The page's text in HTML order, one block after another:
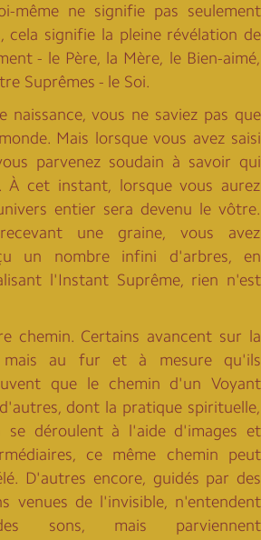
même ne signifie pas seulement
cela signifie la pleine révélation de
- le Père, la Mère, le Bien-aimé,
Suprêmes - le Soi.
naissance, vous ne saviez pas que
Mais lorsque vous avez saisi
parvenez soudain à savoir qui
À cet instant, lorsque vous aurez
entier sera devenu le vôtre.
une graine, vous avez
un nombre infini d'arbres, en
l'Instant Suprême, rien n'est
chemin. Certains avancent sur la
mais au fur et à mesure qu'ils
que le chemin d'un Voyant
dont la pratique spirituelle,
déroulent à l'aide d'images et
ce même chemin peut
D'autres encore, guidés par des
venues de l'invisible, n'entendent
sons, mais parviennent